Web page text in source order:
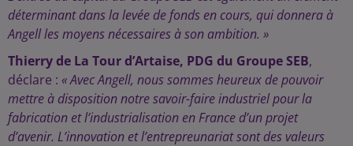
déterminant dans la levée de fonds en cours, qui donnera à
Angell les moyens nécessaires à son ambition. »
Thierry de La Tour d’Artaise, PDG du Groupe SEB,
déclare : « Avec Angell, nous sommes heureux de pouvoir
mettre à disposition notre savoir-faire industriel pour la
fabrication et l’industrialisation en France d’un projet
d’avenir. L’innovation et l’entrepreunariat sont des valeurs